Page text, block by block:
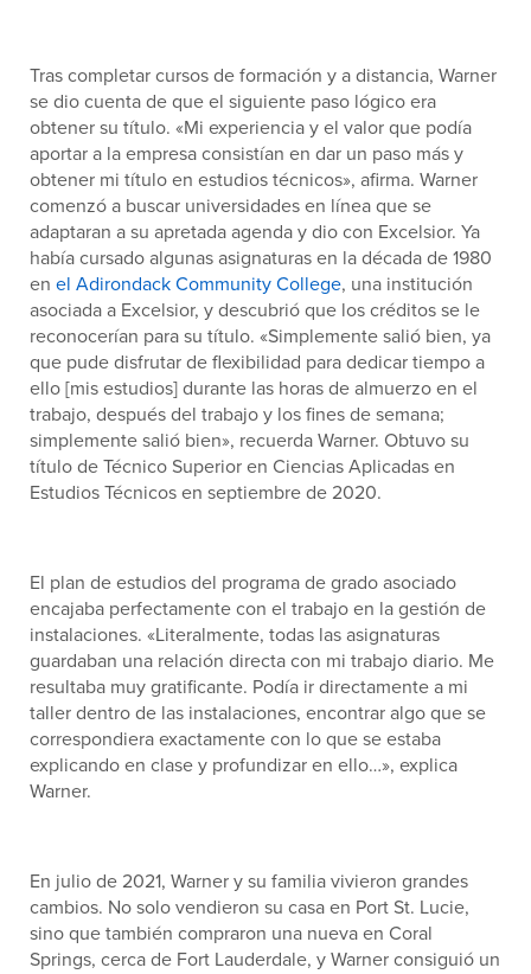
Tras completar cursos de formación y a distancia, Warner
se dio cuenta de que el siguiente paso lógico era
obtener su título. «Mi experiencia y el valor que podía
aportar a la empresa consistían en dar un paso más y
obtener mi título en estudios técnicos», afirma. Warner
comenzó a buscar universidades en línea que se
adaptaran a su apretada agenda y dio con Excelsior. Ya
había cursado algunas asignaturas en la década de 1980
en el Adirondack Community College, una institución
asociada a Excelsior, y descubrió que los créditos se le
reconocerían para su título. «Simplemente salió bien, ya
que pude disfrutar de flexibilidad para dedicar tiempo a
ello [mis estudios] durante las horas de almuerzo en el
trabajo, después del trabajo y los fines de semana;
simplemente salió bien», recuerda Warner. Obtuvo su
título de Técnico Superior en Ciencias Aplicadas en
Estudios Técnicos en septiembre de 2020.
El plan de estudios del programa de grado asociado
encajaba perfectamente con el trabajo en la gestión de
instalaciones. «Literalmente, todas las asignaturas
guardaban una relación directa con mi trabajo diario. Me
resultaba muy gratificante. Podía ir directamente a mi
taller dentro de las instalaciones, encontrar algo que se
correspondiera exactamente con lo que se estaba
explicando en clase y profundizar en ello…», explica
Warner.
En julio de 2021, Warner y su familia vivieron grandes
cambios. No solo vendieron su casa en Port St. Lucie,
sino que también compraron una nueva en Coral
Springs, cerca de Fort Lauderdale, y Warner consiguió un